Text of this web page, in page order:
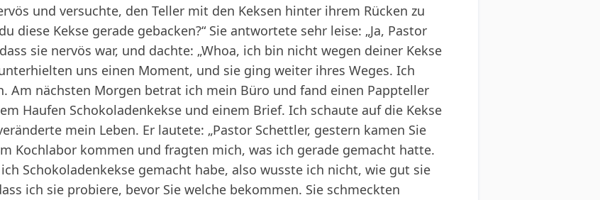
und versuchte, den Teller mit den Keksen hinter ihrem Rücken zu
diese Kekse gerade gebacken?“ Sie antwortete sehr leise: „Ja, Pastor
sie nervös war, und dachte: „Whoa, ich bin nicht wegen deiner Kekse
uns einen Moment, und sie ging weiter ihres Weges. Ich
Am nächsten Morgen betrat ich mein Büro und fand einen Pappteller
Haufen Schokoladenkekse und einem Brief. Ich schaute auf die Kekse
mein Leben. Er lautete: „Pastor Schettler, gestern kamen Sie
Kochlabor kommen und fragten mich, was ich gerade gemacht hatte.
Schokoladenkekse gemacht habe, also wusste ich nicht, wie gut sie
ich sie probiere, bevor Sie welche bekommen. Sie schmeckten